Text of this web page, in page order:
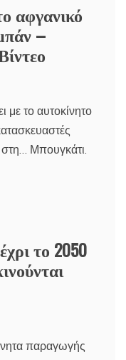
αφγανικό
–
με το αυτοκίνητο
Μπουγκάτι.
το 2050
παραγωγής